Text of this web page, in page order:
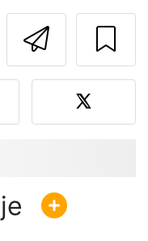
Pošlji
to
fotografijo